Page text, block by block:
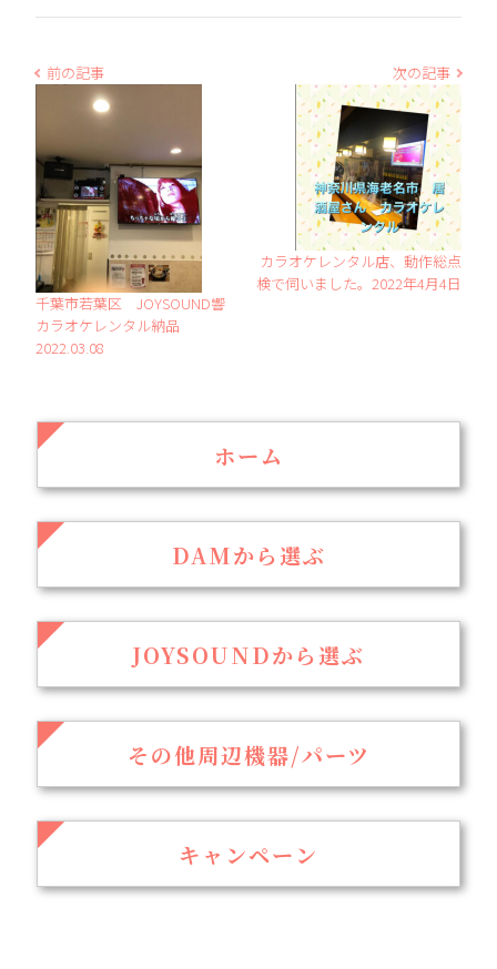
前の記事
千葉市若葉区 JOYSOUND響
カラオケレンタル納品
2022.03.08
次の記事
カラオケレンタル店、動作総点
検で伺いました。2022年4月4日
ホーム
DAMから選ぶ
JOYSOUNDから選ぶ
その他周辺機器/パーツ
キャンペーン